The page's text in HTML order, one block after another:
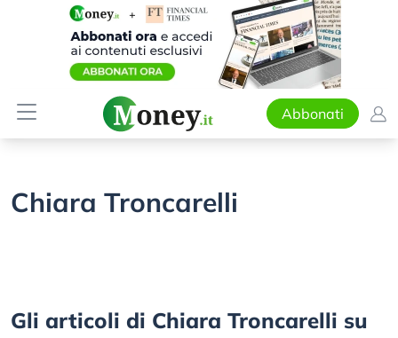
Abbonati
Chiara Troncarelli
Gli articoli di Chiara Troncarelli su